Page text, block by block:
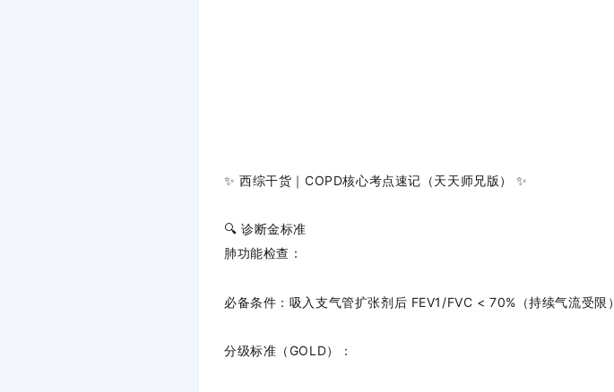
✨西综干货｜COPD核心考点速记（天天师兄版） ✨
🔍 诊断金标准
肺功能检查 ：
必备条件 ：吸入支气管扩张剂后 FEV1/FVC < 70% （持续气流受限）
分级标准 （GOLD）：